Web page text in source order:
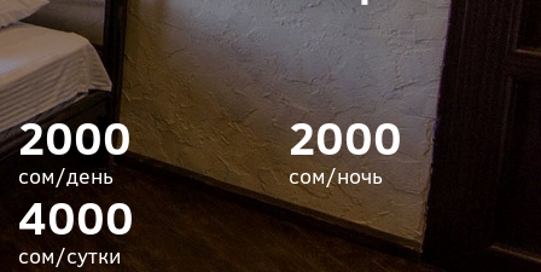
2000
сом/день
2000
сом/ночь
4000
сом/сутки